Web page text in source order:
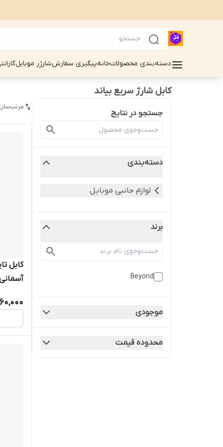
دسته‌بندی محصولاتخانهپیگیری سفارششارژر موبایل
کابل شارژ سریع بیاند
جستجو در نتایج
دسته‌بندی
لوازم جانبی موبایل
برند
Beyond
موجودی
محدوده قیمت